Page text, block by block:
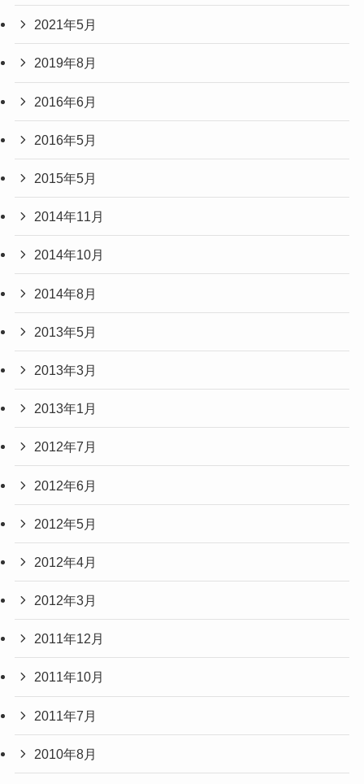
2021年5月
2019年8月
2016年6月
2016年5月
2015年5月
2014年11月
2014年10月
2014年8月
2013年5月
2013年3月
2013年1月
2012年7月
2012年6月
2012年5月
2012年4月
2012年3月
2011年12月
2011年10月
2011年7月
2010年8月